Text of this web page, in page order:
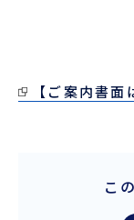
【ご案内書面
こ